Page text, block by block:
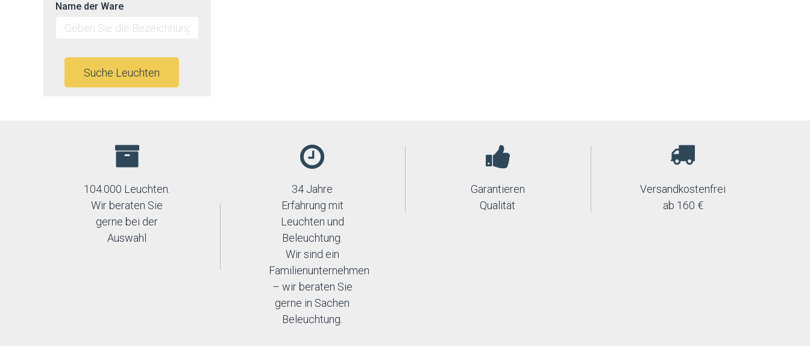
Name der Ware
Suche Leuchten
104.000 Leuchten.
Wir beraten Sie
gerne bei der
Auswahl
34 Jahre
Erfahrung mit
Leuchten und
Beleuchtung.
Wir sind ein
Familienunternehmen
– wir beraten Sie
gerne in Sachen
Beleuchtung.
Garantieren
Qualität
Versandkostenfrei
ab 160 €